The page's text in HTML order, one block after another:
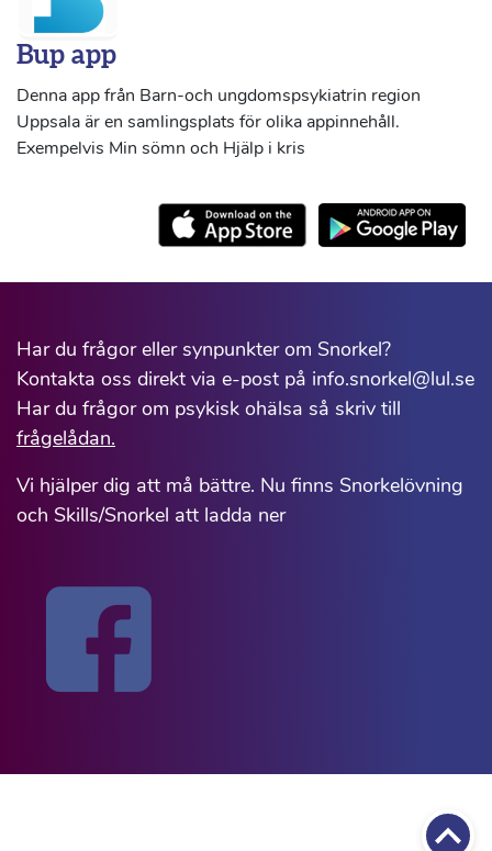
Bup app
Denna app från Barn-och ungdomspsykiatrin region
Uppsala är en samlingsplats för olika appinnehåll.
Exempelvis Min sömn och Hjälp i kris
Har du frågor eller synpunkter om Snorkel?
Kontakta oss direkt via e-post på info.snorkel@lul.se
Har du frågor om psykisk ohälsa så skriv till
frågelådan.
Vi hjälper dig att må bättre. Nu finns Snorkelövning
och Skills/Snorkel att ladda ner